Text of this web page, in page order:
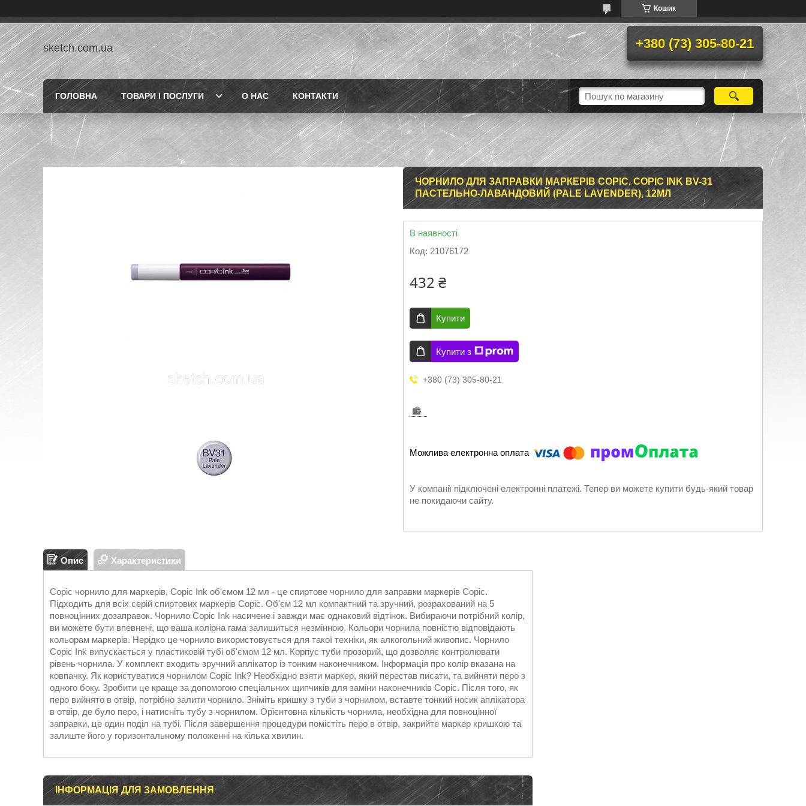
Кошик
sketch.com.ua +380 (73) 305-80-21
ГОЛОВНА ТОВАРИ І ПОСЛУГИ О НАС КОНТАКТИ
ЧОРНИЛО ДЛЯ ЗАПРАВКИ МАРКЕРІВ COPIC, COPIC INK BV-31
ПАСТЕЛЬНО-ЛАВАНДОВИЙ (PALE LAVENDER), 12МЛ
В наявності
Код: 21076172
432 ₴
Купити
Купити з
+380 (73) 305-80-21
У компанії підключені електронні платежі. Тепер ви можете купити будь-який товар
не покидаючи сайту.
Опис Характеристики
Copic чорнило для маркерів, Copic Ink об'ємом 12 мл - це спиртове чорнило для заправки маркерів Copic.
Підходить для всіх серій спиртових маркерів Copic. Об'єм 12 мл компактний та зручний, розрахований на 5
повноцінних дозаправок. Чорнило Copic Ink насичене і завжди має однаковий відтінок. Вибираючи потрібний колір,
ви можете бути впевнені, що ваша колірна гама залишиться незмінною. Кольори чорнила повністю відповідають
кольорам маркерів. Нерідко це чорнило використовується для такої техніки, як алкогольний живопис. Чорнило
Copic Ink випускається у пластиковій тубі об'ємом 12 мл. Корпус туби прозорий, що дозволяє контролювати
рівень чорнила. У комплект входить зручний аплікатор із тонким наконечником. Інформація про колір вказана на
ковпачку. Як користуватися чорнилом Copic Ink? Необхідно взяти маркер, який перестав писати, та вийняти перо з
одного боку. Зробити це краще за допомогою спеціальних щипчиків для заміни наконечників Copic. Після того, як
перо вийнято в отвір, потрібно залити чорнило. Зніміть кришку з туби з чорнилом, вставте тонкий носик аплікатора
в отвір, де було перо, і натисніть тубу з чорнилом. Орієнтовна кількість чорнила, необхідна для повноцінної
заправки, це один поділ на тубі. Після завершення процедури помістіть перо в отвір, закрийте маркер кришкою та
залиште його у горизонтальному положенні на кілька хвилин.
ІНФОРМАЦІЯ ДЛЯ ЗАМОВЛЕННЯ